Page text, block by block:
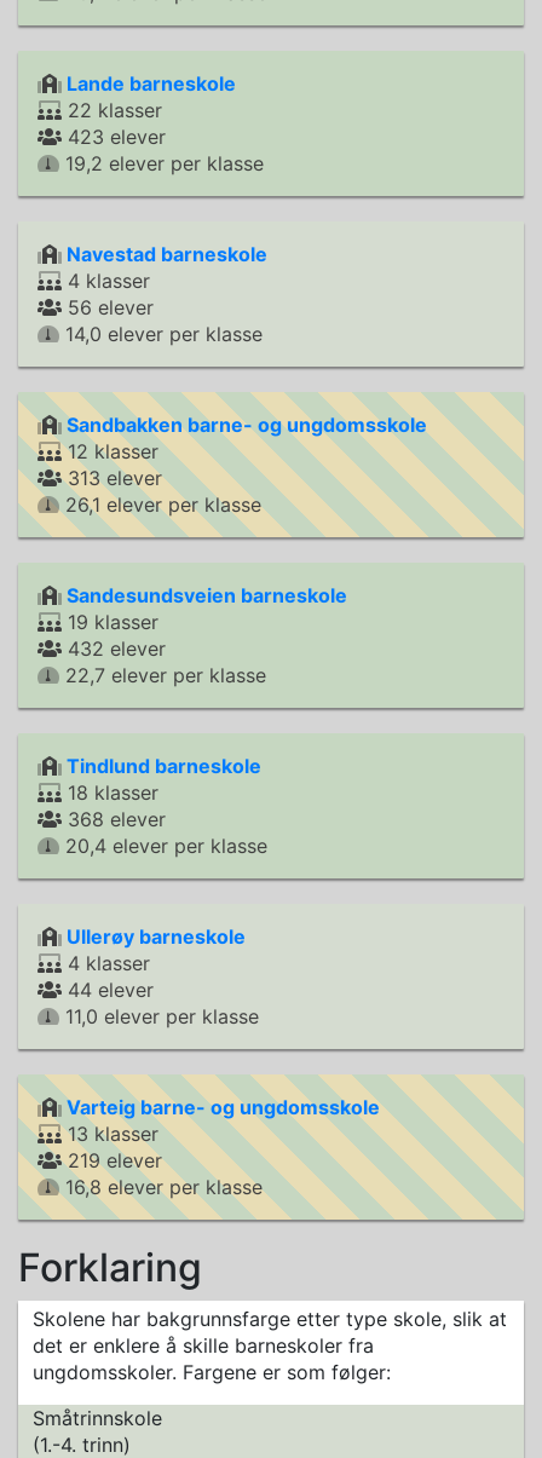
Lande barneskole
22 klasser
423 elever
19,2 elever per klasse
Navestad barneskole
4 klasser
56 elever
14,0 elever per klasse
Sandbakken barne- og ungdomsskole
12 klasser
313 elever
26,1 elever per klasse
Sandesundsveien barneskole
19 klasser
432 elever
22,7 elever per klasse
Tindlund barneskole
18 klasser
368 elever
20,4 elever per klasse
Ullerøy barneskole
4 klasser
44 elever
11,0 elever per klasse
Varteig barne- og ungdomsskole
13 klasser
219 elever
16,8 elever per klasse
Forklaring
Skolene har bakgrunnsfarge etter type skole, slik at
det er enklere å skille barneskoler fra
ungdomsskoler. Fargene er som følger:
Småtrinnskole
(1.-4. trinn)